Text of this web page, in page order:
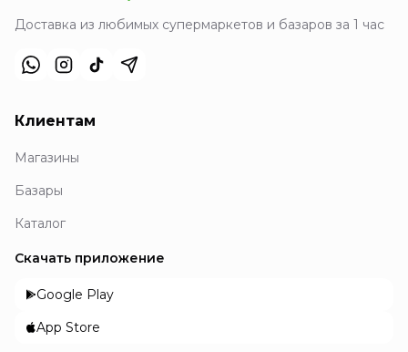
Доставка из любимых супермаркетов и базаров за 1 час
Клиентам
Магазины
Базары
Каталог
Скачать приложение
Google Play
App Store